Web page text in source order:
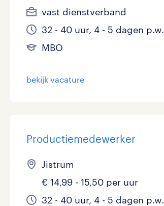
vast dienstverband
32 - 40 uur, 4 - 5 dagen p.w.
MBO
bekijk vacature
Productiemedewerker
Jistrum
€ 14,99 - 15,50 per uur
32 - 40 uur, 4 - 5 dagen p.w.